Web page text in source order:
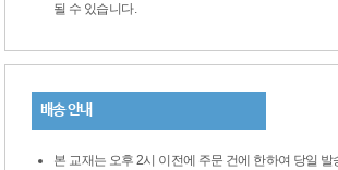
될 수 있습니다.
배송 안내
본 교재는 오후 2시 이전에 주문 건에 한하여 당일 발